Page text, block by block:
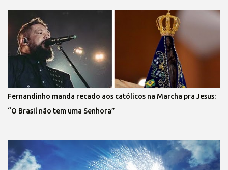
Fernandinho manda recado aos católicos na Marcha pra Jesus:
“O Brasil não tem uma Senhora”